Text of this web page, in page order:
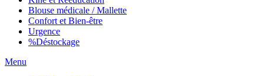
Blouse médicale / Mallette
Confort et Bien-être
Urgence
%Déstockage
Menu